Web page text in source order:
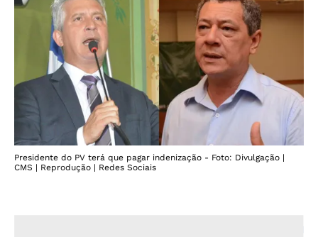
Presidente do PV terá que pagar indenização - Foto: Divulgação |
CMS | Reprodução | Redes Sociais